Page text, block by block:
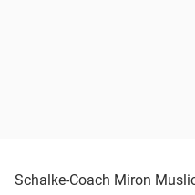
Schalke-Coach Miron